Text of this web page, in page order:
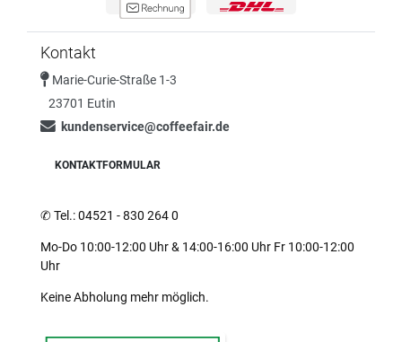
Kontakt
Marie-Curie-Straße 1-3
23701 Eutin
kundenservice@coffeefair.de
KONTAKTFORMULAR
✆Tel.: 04521 - 830 264 0
Mo-Do 10:00-12:00 Uhr & 14:00-16:00 Uhr Fr 10:00-12:00
Uhr
Keine Abholung mehr möglich.